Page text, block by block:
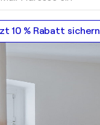
10 % Rabatt sichern